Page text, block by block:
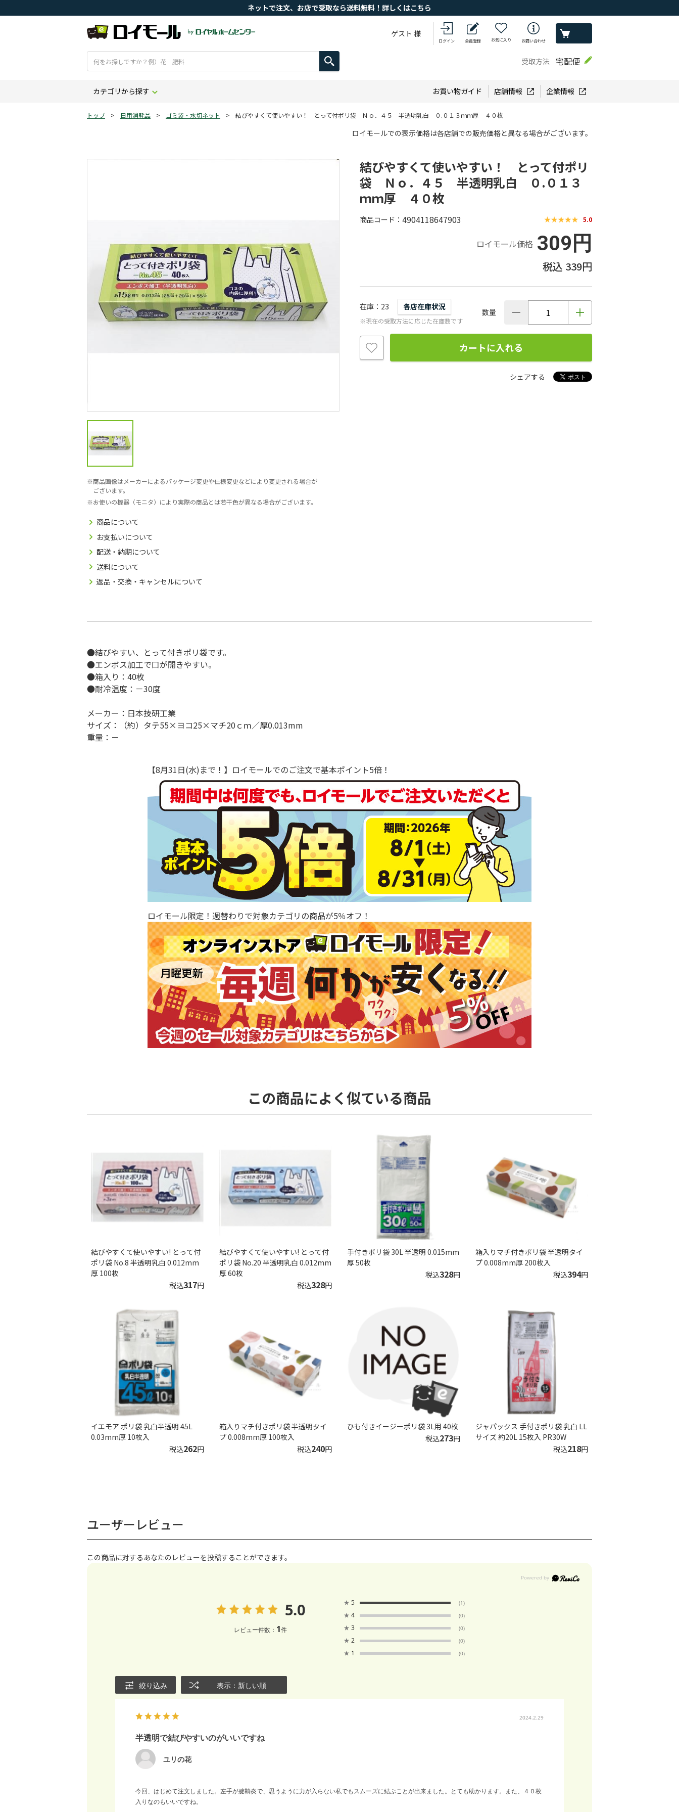
ネットで注文、お店で受取なら送料無料！詳しくはこちら
ゲスト 様
ログイン 会員登録 お気に入り お問い合わせ
受取方法 宅配便
カテゴリから探す お買い物ガイド 店舗情報 企業情報
トップ > 日用消耗品 > ゴミ袋・水切ネット > 結びやすくて使いやすい！ とって付ポリ袋 Ｎｏ．４５ 半透明乳白 ０.０１３ｍｍ厚 ４０枚
ロイモールでの表示価格は各店舗での販売価格と異なる場合がございます。
商品画像はメーカーによるパッケージ変更や仕様変更などにより変更される場合が
ございます。
お使いの機器（モニタ）により実際の商品とは若干色が異なる場合がございます。
商品について
お支払いについて
配送・納期について
送料について
返品・交換・キャンセルについて
結びやすくて使いやすい！ とって付ポリ
袋 Ｎｏ．４５ 半透明乳白 ０.０１３
ｍｍ厚 ４０枚
商品コード 4904118647903 5.0
ロイモール価格 309円
339円
在庫 23 各店在庫状況
※現在の受取方法に応じた在庫数です
数量
カートに入れる
シェアする
●結びやすい、とって付きポリ袋です。
●エンボス加工で口が開きやすい。
●箱入り：40枚
●耐冷温度：－30度
メーカー：日本技研工業
サイズ：（約）タテ55×ヨコ25×マチ20ｃｍ／厚0.013mm
重量：－
【8月31日(水)まで！】ロイモールでのご注文で基本ポイント5倍！
ロイモール限定！週替わりで対象カテゴリの商品が5％オフ！
この商品によく似ている商品
結びやすくて使いやすい! とって付
ポリ袋 No.8 半透明乳白 0.012mm
厚 100枚
税込317円
結びやすくて使いやすい! とって付
ポリ袋 No.20 半透明乳白 0.012mm
厚 60枚
税込328円
手付きポリ袋 30L 半透明 0.015mm
厚 50枚
税込328円
箱入りマチ付きポリ袋 半透明タイ
プ 0.008mm厚 200枚入
税込394円
イエモア ポリ袋 乳白半透明 45L
0.03mm厚 10枚入
税込262円
箱入りマチ付きポリ袋 半透明タイ
プ 0.008mm厚 100枚入
税込240円
ひも付きイージーポリ袋 3L用 40枚
税込273円
ジャパックス 手付きポリ袋 乳白 LL
サイズ 約20L 15枚入 PR30W
税込218円
ユーザーレビュー
この商品に対するあなたのレビューを投稿することができます。
5.0
レビュー件数： 1件
★ 5 (1)
★ 4 (0)
★ 3 (0)
★ 2 (0)
★ 1 (0)
絞り込み 表示：新しい順
2024.2.29
半透明で結びやすいのがいいですね
ユリの花
今回、はじめて注文しました。左手が腱鞘炎で、思うように力が入らない私でもスムーズに結ぶことが出来ました。とても助かります。また、４０枚
入りなのもいいですね。